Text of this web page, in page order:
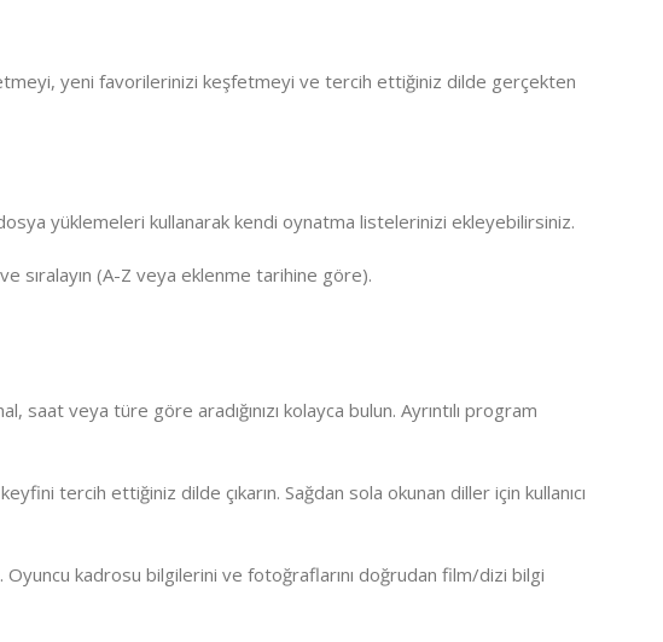
yeni favorilerinizi keşfetmeyi ve tercih ettiğiniz dilde gerçekten
yüklemeleri kullanarak kendi oynatma listelerinizi ekleyebilirsiniz.
sıralayın (A-Z veya eklenme tarihine göre).
veya türe göre aradığınızı kolayca bulun. Ayrıntılı program
tercih ettiğiniz dilde çıkarın. Sağdan sola okunan diller için kullanıcı
kadrosu bilgilerini ve fotoğraflarını doğrudan film/dizi bilgi